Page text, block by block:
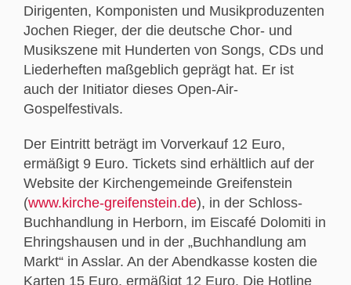
Dirigenten, Komponisten und Musikproduzenten
Jochen Rieger, der die deutsche Chor- und
Musikszene mit Hunderten von Songs, CDs und
Liederheften maßgeblich geprägt hat. Er ist
auch der Initiator dieses Open-Air-
Gospelfestivals.
Der Eintritt beträgt im Vorverkauf 12 Euro,
ermäßigt 9 Euro. Tickets sind erhältlich auf der
Website der Kirchengemeinde Greifenstein
(www.kirche-greifenstein.de), in der Schloss-
Buchhandlung in Herborn, im Eiscafé Dolomiti in
Ehringshausen und in der „Buchhandlung am
Markt“ in Asslar. An der Abendkasse kosten die
Karten 15 Euro, ermäßigt 12 Euro. Die Hotline